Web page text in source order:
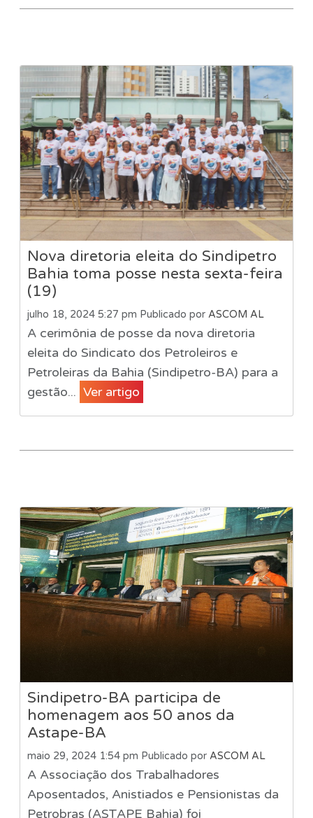
Nova diretoria eleita do Sindipetro
Bahia toma posse nesta sexta-feira
(19)
julho 18, 2024 5:27 pm Publicado por ASCOM AL
A cerimônia de posse da nova diretoria
eleita do Sindicato dos Petroleiros e
Petroleiras da Bahia (Sindipetro-BA) para a
gestão... Ver artigo
Sindipetro-BA participa de
homenagem aos 50 anos da
Astape-BA
maio 29, 2024 1:54 pm Publicado por ASCOM AL
A Associação dos Trabalhadores
Aposentados, Anistiados e Pensionistas da
Petrobras (ASTAPE Bahia) foi